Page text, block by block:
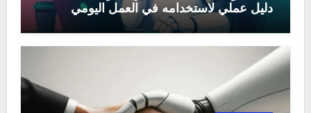
دليل عملي لاستخدامه في العمل اليومي